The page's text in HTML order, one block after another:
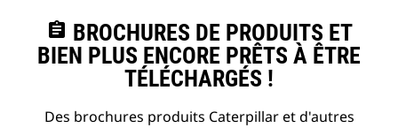
assignment BROCHURES DE PRODUITS ET
BIEN PLUS ENCORE PRÊTS À ÊTRE
TÉLÉCHARGÉS !
Des brochures produits Caterpillar et d'autres